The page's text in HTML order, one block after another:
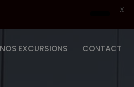
NOS EXCURSIONS CONTACT
X